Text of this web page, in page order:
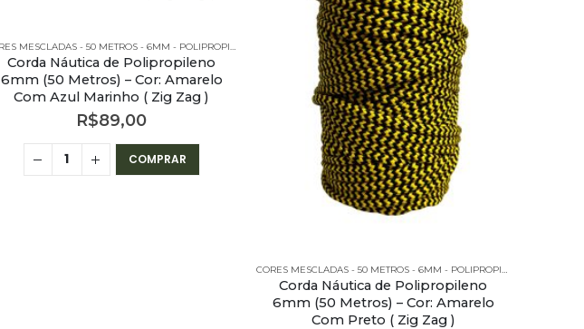
CORES MESCLADAS - 50 METROS - 6MM - POLIPROPILENO
Corda Náutica de Polipropileno
6mm (50 Metros) – Cor: Amarelo
Com Azul Marinho ( Zig Zag )
R$89,00
COMPRAR
Corda Náutica de Polipropileno
6mm (50 Metros) – Cor: Amarelo
Com Preto ( Zig Zag )